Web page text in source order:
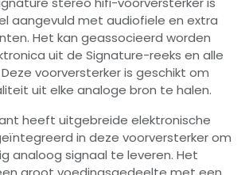
aangevuld met audiofiele en extra
Het kan geassocieerd worden
uit de Signature-reeks en alle
voorversterker is geschikt om
uit elke analoge bron te halen.
heeft uitgebreide elektronische
in deze voorversterker om
analoog signaal te leveren. Het